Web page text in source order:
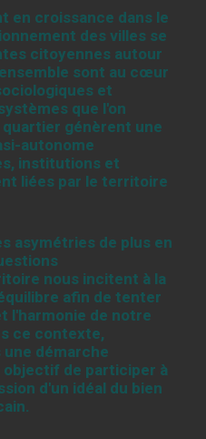
en croissance dans le
des villes se
citoyennes autour
sont au cœur
et
que l'on
quartier génèrent une
autonome
institutions et
liées par le territoire
asymétries de plus en
nous incitent à la
afin de tenter
l'harmonie de notre
ce contexte,
une démarche
de participer à
d'un idéal du bien